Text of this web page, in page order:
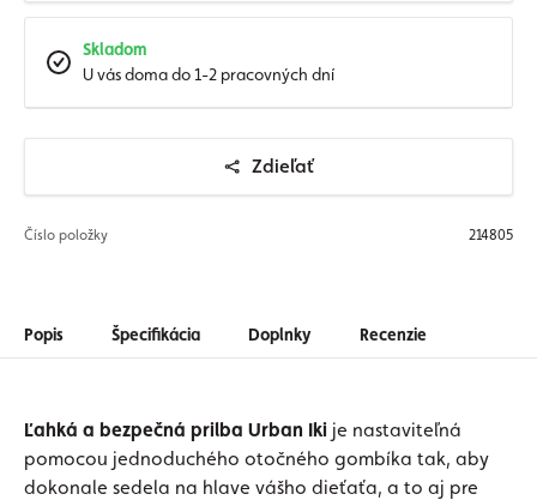
Skladom
U vás doma do 1-2 pracovných dní
Zdieľať
Číslo položky 214805
Popis Špecifikácia Doplnky Recenzie
Ľahká a bezpečná prilba Urban Iki je nastaviteľná
pomocou jednoduchého otočného gombíka tak, aby
dokonale sedela na hlave vášho dieťaťa, a to aj pre